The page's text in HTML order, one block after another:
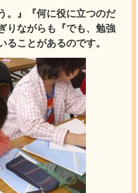
。』『何に役に立つのだ
りながらも『でも、勉強
ることがあるのです。